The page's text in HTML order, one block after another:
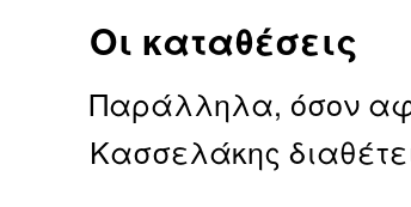
Οι καταθέσεις
Παράλληλα, όσον
Κασσελάκης